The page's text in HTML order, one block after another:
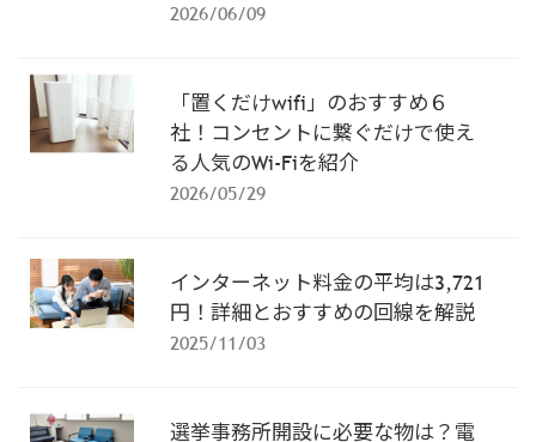
2026/06/09
「置くだけwifi」のおすすめ６
社！コンセントに繋ぐだけで使え
る人気のWi-Fiを紹介
2026/05/29
インターネット料金の平均は3,721
円！詳細とおすすめの回線を解説
2025/11/03
選挙事務所開設に必要な物は？電